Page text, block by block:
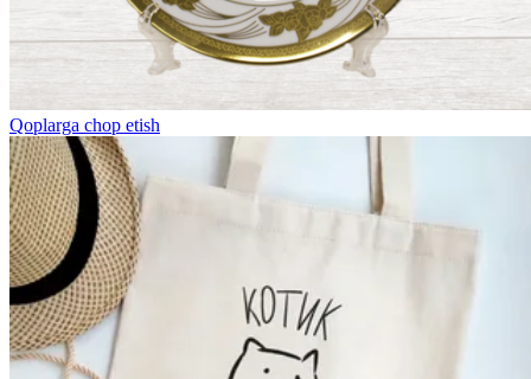
Qoplarga chop etish